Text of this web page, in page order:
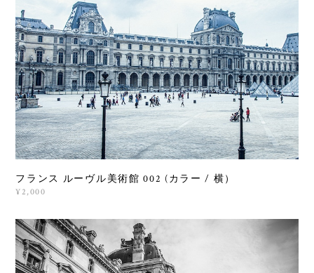
フランス ルーヴル美術館 002 (カラー / 横）
¥2,000